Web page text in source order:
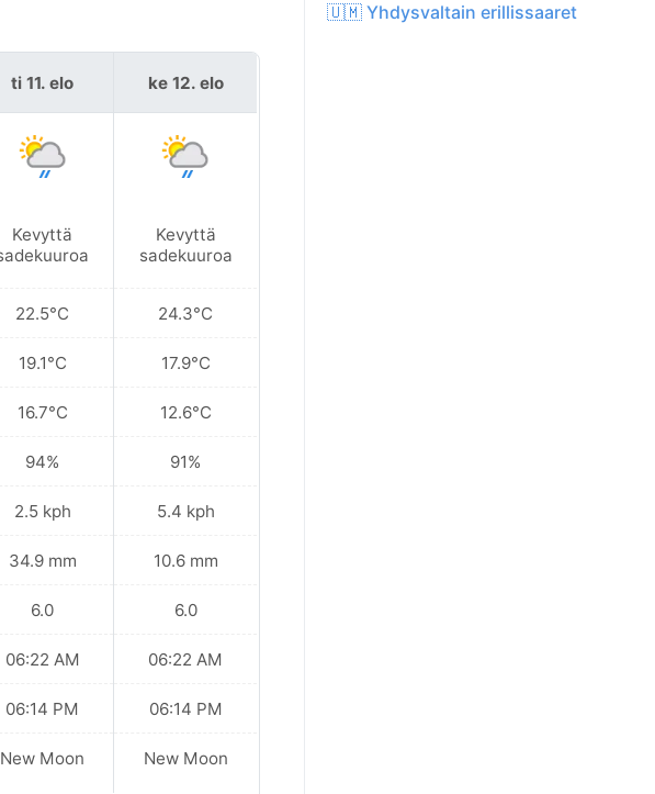
ti 11. elo
Kevyttä
22.5°C
19.1°C
16.7°C
94%
2.5 kph
34.9 mm
6.0
06:22 AM
06:14 PM
New Moon
ke 12. elo
Kevyttä
sadekuuroa
24.3°C
17.9°C
12.6°C
91%
5.4 kph
10.6 mm
6.0
06:22 AM
06:14 PM
New Moon
🇺🇲 Yhdysvaltain erillissaaret